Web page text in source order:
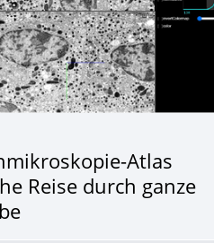
Atlas
Reise durch ganze